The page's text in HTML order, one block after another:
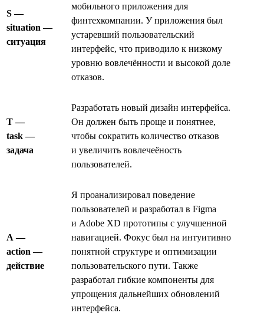
S —
situation —
ситуация
мобильного приложения для
финтехкомпании. У приложения был
устаревший пользовательский
интерфейс, что приводило к низкому
уровню вовлечённости и высокой доле
отказов.
T —
task —
задача
Разработать новый дизайн интерфейса.
Он должен быть проще и понятнее,
чтобы сократить количество отказов
и увеличить вовлечеёность
пользователей.
A —
action —
действие
Я проанализировал поведение
пользователей и разработал в Figma
и Adobe XD прототипы с улучшенной
навигацией. Фокус был на интуитивно
понятной структуре и оптимизации
пользовательского пути. Также
разработал гибкие компоненты для
упрощения дальнейших обновлений
интерфейса.